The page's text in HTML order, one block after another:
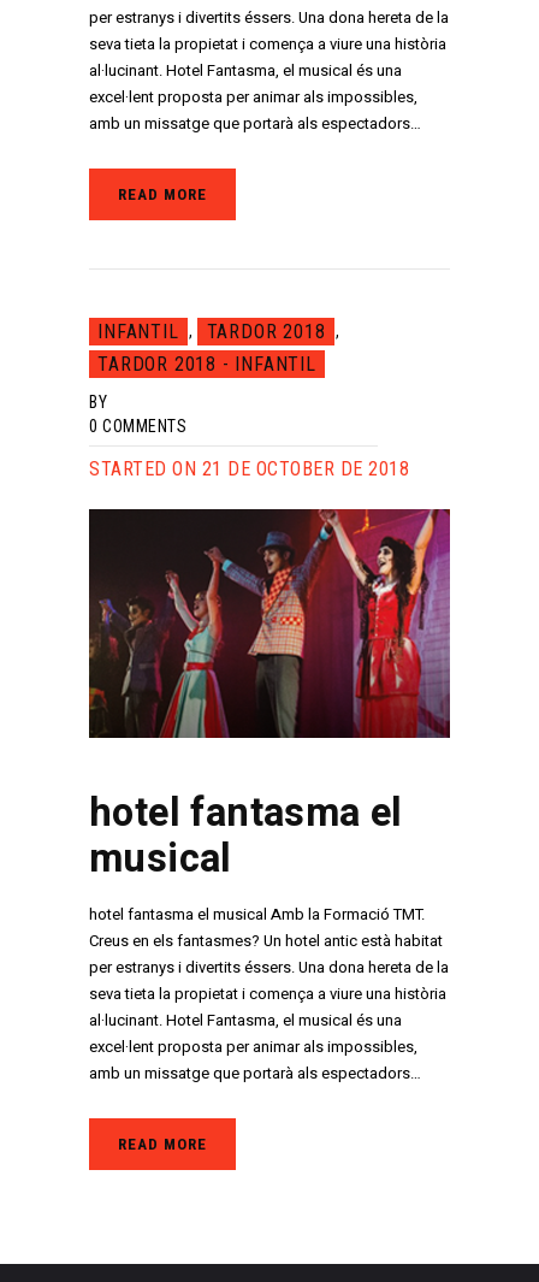
per estranys i divertits éssers. Una dona hereta de la
seva tieta la propietat i comença a viure una història
al·lucinant. Hotel Fantasma, el musical és una
excel·lent proposta per animar als impossibles,
amb un missatge que portarà als espectadors…
READ MORE
INFANTIL , TARDOR 2018 ,
TARDOR 2018 - INFANTIL
BY
0 COMMENTS
STARTED ON 21 DE OCTOBER DE 2018
hotel fantasma el
musical
hotel fantasma el musical Amb la Formació TMT.
Creus en els fantasmes? Un hotel antic està habitat
per estranys i divertits éssers. Una dona hereta de la
seva tieta la propietat i comença a viure una història
al·lucinant. Hotel Fantasma, el musical és una
excel·lent proposta per animar als impossibles,
amb un missatge que portarà als espectadors…
READ MORE